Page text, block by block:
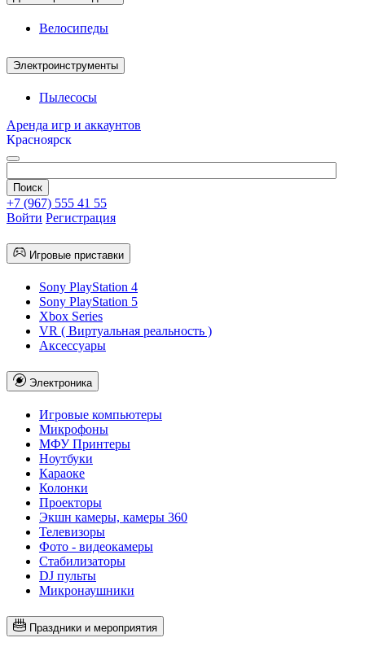
Велосипеды
Электроинструменты
Пылесосы
Аренда игр и аккаунтов
Красноярск
+7 (967) 555 41 55
Войти Регистрация
Игровые приставки
Sony PlayStation 4
Sony PlayStation 5
Xbox Series
VR ( Виртуальная реальность )
Аксессуары
Электроника
Игровые компьютеры
Микрофоны
МФУ Принтеры
Ноутбуки
Караоке
Колонки
Проекторы
Экшн камеры, камеры 360
Телевизоры
Фото - видеокамеры
Стабилизаторы
DJ пульты
Микронаушники
Праздники и мероприятия